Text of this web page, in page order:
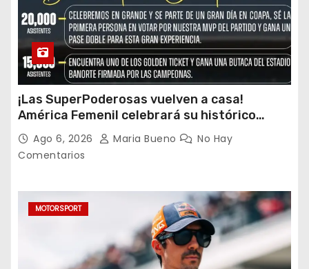
¡Las SuperPoderosas vuelven a casa!
América Femenil celebrará su histórico
triplete con una auténtica fiesta ante Cruz
Azul
Ago 6, 2026 Maria Bueno
No Hay
Comentarios
MOTORSPORT